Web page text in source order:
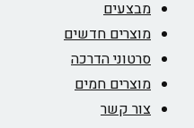
מבצעים
מוצרים חדשים
סרטוני הדרכה
מוצרים חמים
צור קשר